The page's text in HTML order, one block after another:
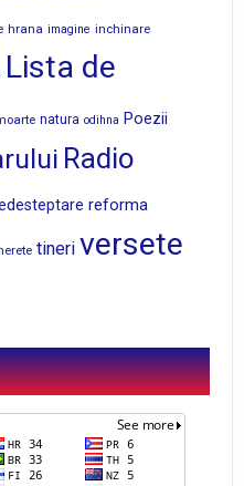
hrana imagine inchinare
Lista de
natura odihna Poezii
Radio
reforma
tineri versete